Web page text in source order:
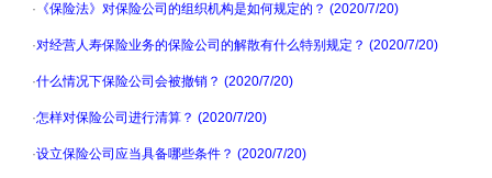
· 《保险法》对保险公司的组织机构是如何规定的？ (2020/7/20)
·对经营人寿保险业务的保险公司的解散有什么特别规定？ (2020/7/20)
·什么情况下保险公司会被撤销？ (2020/7/20)
·怎样对保险公司进行清算？ (2020/7/20)
·设立保险公司应当具备哪些条件？ (2020/7/20)